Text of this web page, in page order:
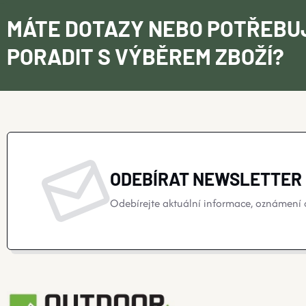
MÁTE DOTAZY NEBO
PORADIT S VÝBĚREM ZBOŽÍ?
ODEBÍRAT NEWSLETTER
Odebírejte aktuální informace, oznámení